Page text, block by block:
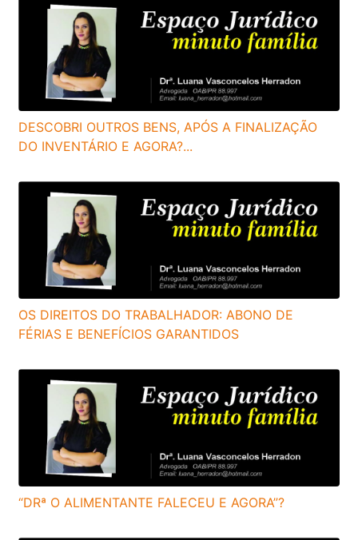
DESCOBRI OUTROS BENS, APÓS A FINALIZAÇÃO
DO INVENTÁRIO E AGORA?...
OS DIREITOS DO TRABALHADOR: ABONO DE
FÉRIAS E BENEFÍCIOS GARANTIDOS
“DRª O ALIMENTANTE FALECEU E AGORA”?